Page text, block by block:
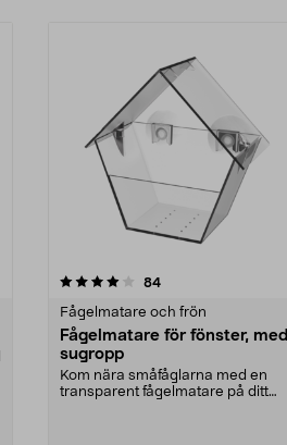
84recensioner
Fågelmatare och frön
Fågelmatare för fönster, med
sugropp
Kom nära småfåglarna med en
transparent fågelmatare på ditt
4.0 av 5 stjärnor